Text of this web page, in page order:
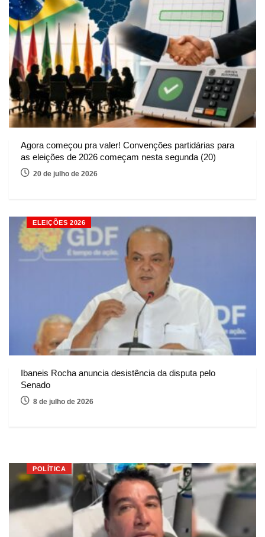
Agora começou pra valer! Convenções partidárias para
as eleições de 2026 começam nesta segunda (20)
20 de julho de 2026
ELEIÇÕES 2026
Ibaneis Rocha anuncia desistência da disputa pelo
Senado
8 de julho de 2026
POLÍTICA